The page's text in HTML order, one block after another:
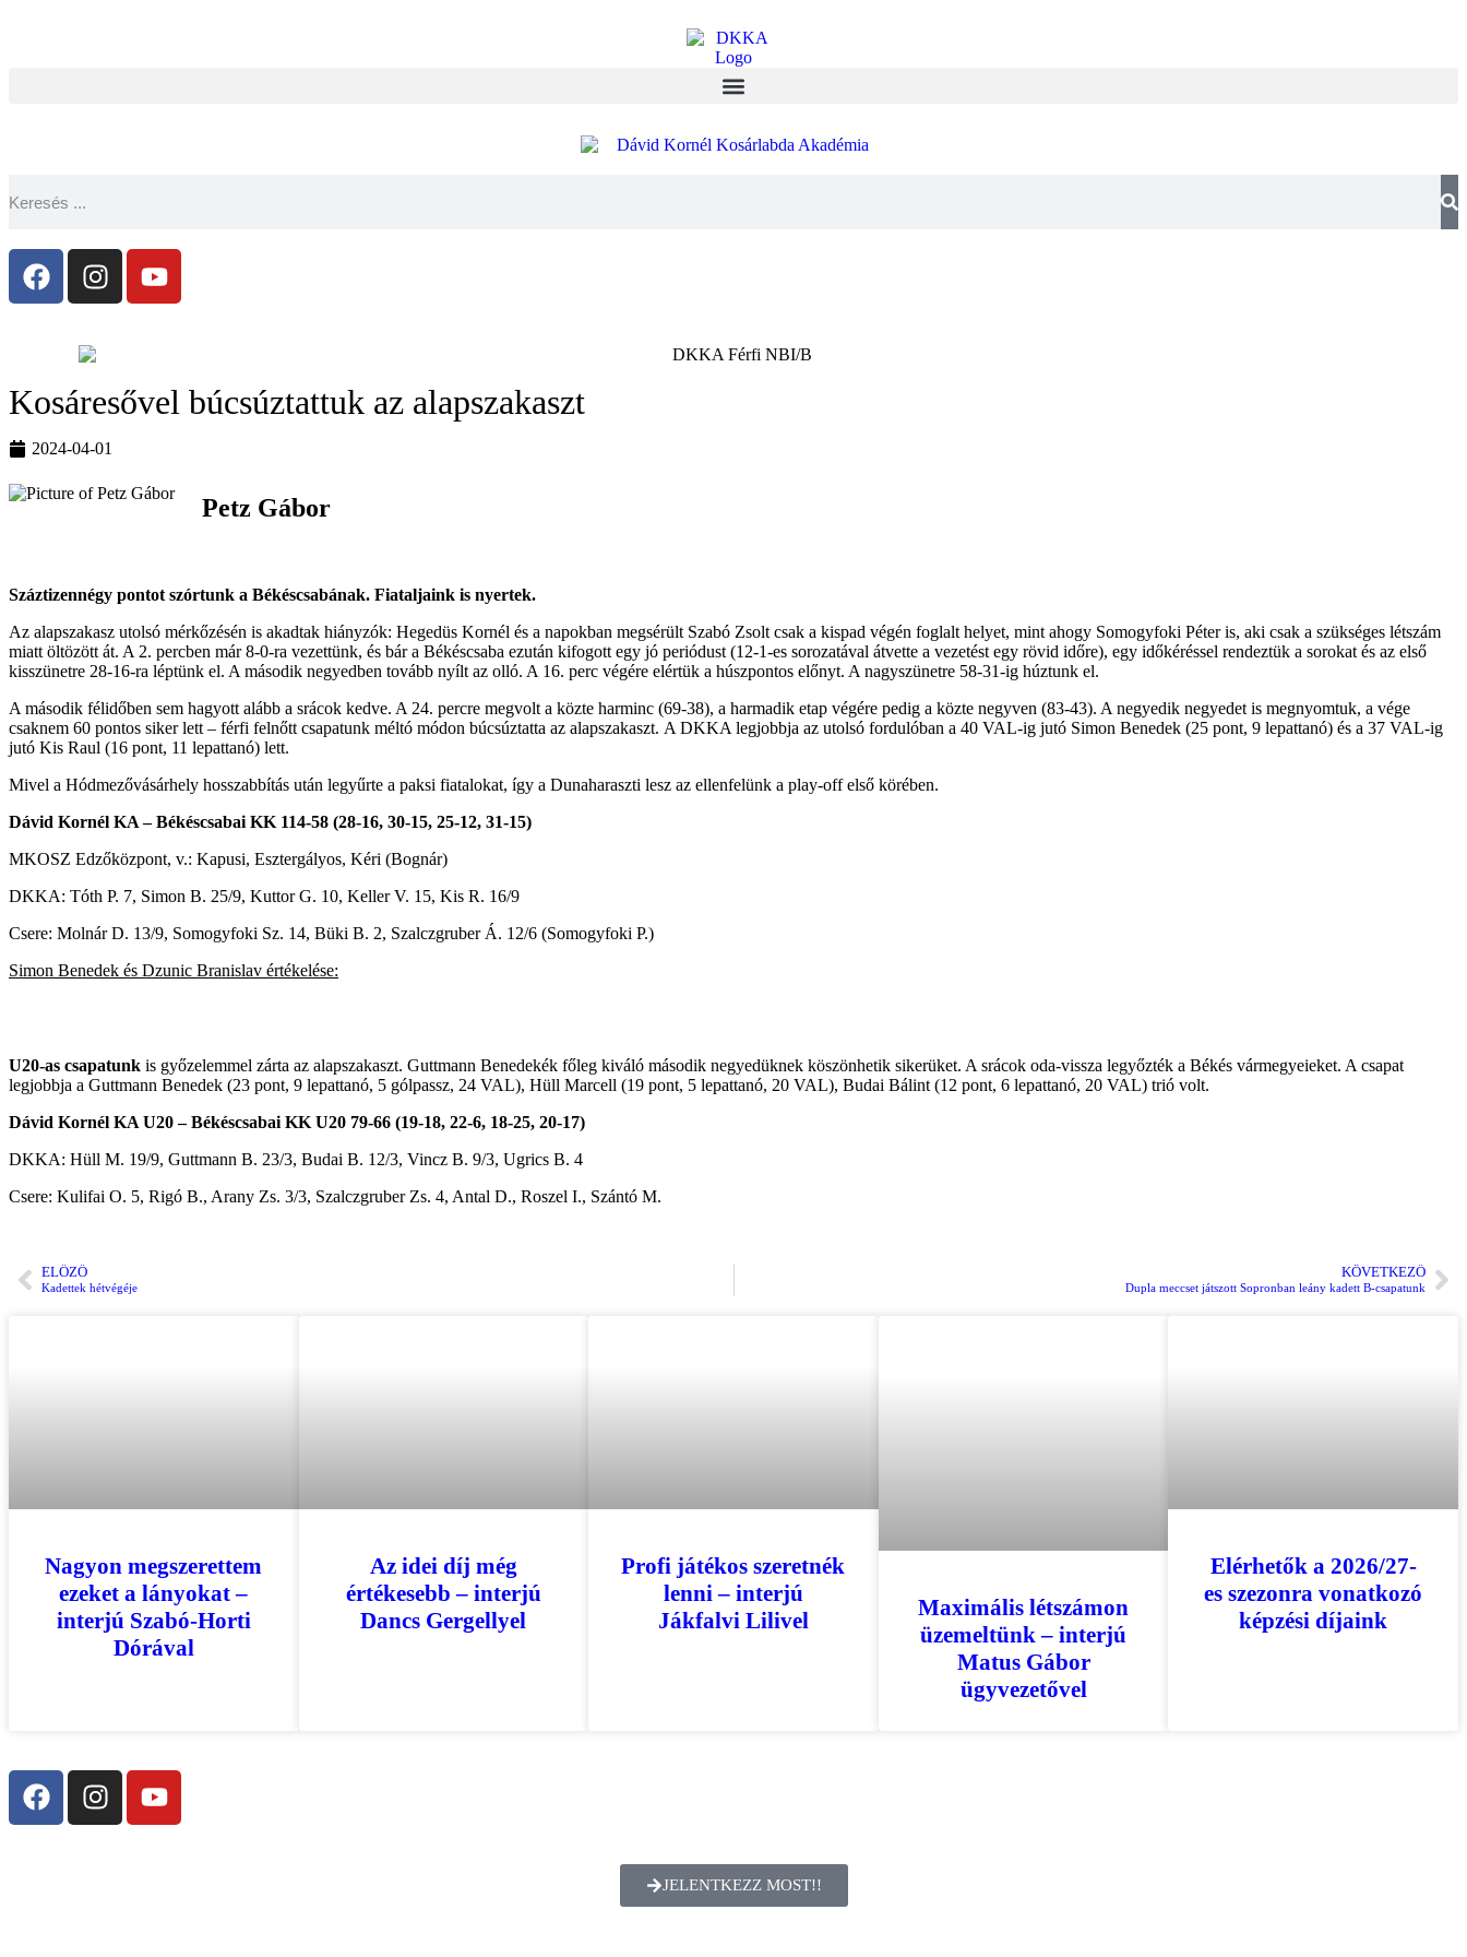
Kosáresővel búcsúztattuk az alapszakaszt
2024-04-01
Petz Gábor
Száztizennégy pontot szórtunk a Békéscsabának. Fiataljaink is nyertek.
Az alapszakasz utolsó mérkőzésén is akadtak hiányzók: Hegedüs Kornél és a napokban megsérült Szabó Zsolt csak a kispad végén foglalt helyet, mint ahogy Somogyfoki Péter is, aki csak a szükséges létszám
miatt öltözött át. A 2. percben már 8-0-ra vezettünk, és bár a Békéscsaba ezután kifogott egy jó periódust (12-1-es sorozatával átvette a vezetést egy rövid időre), egy időkéréssel rendeztük a sorokat és az első
kisszünetre 28-16-ra léptünk el. A második negyedben tovább nyílt az olló. A 16. perc végére elértük a húszpontos előnyt. A nagyszünetre 58-31-ig húztunk el.
A második félidőben sem hagyott alább a srácok kedve. A 24. percre megvolt a közte harminc (69-38), a harmadik etap végére pedig a közte negyven (83-43). A negyedik negyedet is megnyomtuk, a vége
csaknem 60 pontos siker lett – férfi felnőtt csapatunk méltó módon búcsúztatta az alapszakaszt. A DKKA legjobbja az utolsó fordulóban a 40 VAL-ig jutó Simon Benedek (25 pont, 9 lepattanó) és a 37 VAL-ig
jutó Kis Raul (16 pont, 11 lepattanó) lett.
Mivel a Hódmezővásárhely hosszabbítás után legyűrte a paksi fiatalokat, így a Dunaharaszti lesz az ellenfelünk a play-off első körében.
Dávid Kornél KA – Békéscsabai KK 114-58 (28-16, 30-15, 25-12, 31-15)
MKOSZ Edzőközpont, v.: Kapusi, Esztergályos, Kéri (Bognár)
DKKA: Tóth P. 7, Simon B. 25/9, Kuttor G. 10, Keller V. 15, Kis R. 16/9
Csere: Molnár D. 13/9, Somogyfoki Sz. 14, Büki B. 2, Szalczgruber Á. 12/6 (Somogyfoki P.)
Simon Benedek és Dzunic Branislav értékelése:
U20-as csapatunk is győzelemmel zárta az alapszakaszt. Guttmann Benedekék főleg kiváló második negyedüknek köszönhetik sikerüket. A srácok oda-vissza legyőzték a Békés vármegyeieket. A csapat
legjobbja a Guttmann Benedek (23 pont, 9 lepattanó, 5 gólpassz, 24 VAL), Hüll Marcell (19 pont, 5 lepattanó, 20 VAL), Budai Bálint (12 pont, 6 lepattanó, 20 VAL) trió volt.
Dávid Kornél KA U20 – Békéscsabai KK U20 79-66 (19-18, 22-6, 18-25, 20-17)
DKKA: Hüll M. 19/9, Guttmann B. 23/3, Budai B. 12/3, Vincz B. 9/3, Ugrics B. 4
Csere: Kulifai O. 5, Rigó B., Arany Zs. 3/3, Szalczgruber Zs. 4, Antal D., Roszel I., Szántó M.
ELŐZŐ
Kadettek hétvégéje
KÖVETKEZŐ
Dupla meccset játszott Sopronban leány kadett B-csapatunk
Nagyon megszerettem
ezeket a lányokat –
interjú Szabó-Horti
Dórával
Az idei díj még
értékesebb – interjú
Dancs Gergellyel
Profi játékos szeretnék
lenni – interjú
Jákfalvi Lilivel
Maximális létszámon
üzemeltünk – interjú
Matus Gábor
ügyvezetővel
Elérhetők a 2026/27-
es szezonra vonatkozó
képzési díjaink
JELENTKEZZ MOST!!